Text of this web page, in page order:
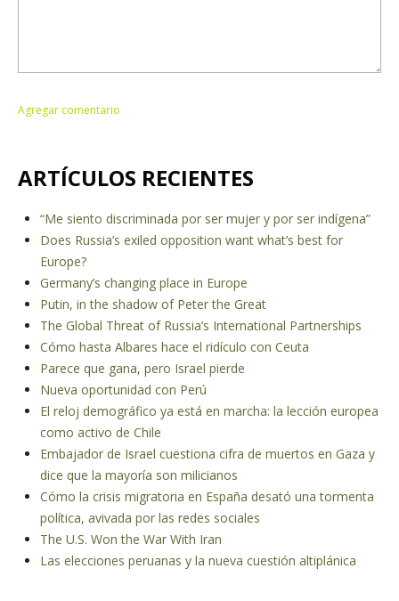
ARTÍCULOS RECIENTES
“Me siento discriminada por ser mujer y por ser indígena”
Does Russia’s exiled opposition want what’s best for
Europe?
Germany’s changing place in Europe
Putin, in the shadow of Peter the Great
The Global Threat of Russia’s International Partnerships
Cómo hasta Albares hace el ridículo con Ceuta
Parece que gana, pero Israel pierde
Nueva oportunidad con Perú
El reloj demográfico ya está en marcha: la lección europea
como activo de Chile
Embajador de Israel cuestiona cifra de muertos en Gaza y
dice que la mayoría son milicianos
Cómo la crisis migratoria en España desató una tormenta
política, avivada por las redes sociales
The U.S. Won the War With Iran
Las elecciones peruanas y la nueva cuestión altiplánica